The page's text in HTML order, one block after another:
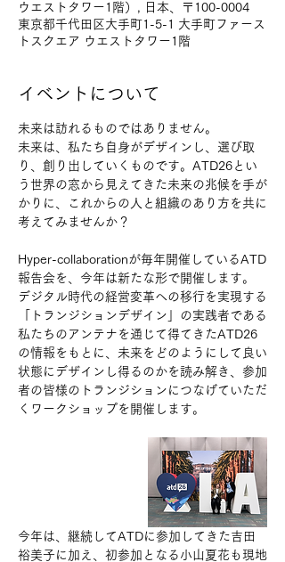
ウエストタワー1階）, 日本、〒100-0004
東京都千代田区大手町1-5-1 大手町ファース
トスクエア ウエストタワー1階
イベントについて
未来は訪れるものではありません。
未来は、私たち自身がデザインし、選び取
り、創り出していくものです。ATD26とい
う世界の窓から見えてきた未来の兆候を手が
かりに、これからの人と組織のあり方を共に
考えてみませんか？
Hyper-collaborationが​毎年​開催している​ATD
報告会を、​今年は​新たな形で​開催します。​
デジタル時代の経営変革への移行を実現する
「トランジションデザイン」の実践者である
私たちのアンテナを通じて得てきたATD26
の情報をもとに、未来をどのようにして良い
状態にデザインし得るのかを読み解き、参加
者の皆様のトランジションにつなげていただ
くワークショップを開催します。
​今年は、継続してATDに参加してきた吉田
裕美子に加え、初参加となる小山夏花も現地